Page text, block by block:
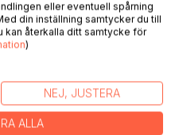
av fossila energikällor och
vind- och vågenergi,
energikonsumtionen
som är förnybar, fri
den kan produceras utan
eller eventuell spårning
din inställning samtycker du till
kan återkalla ditt samtycke för
)
NEJ, JUSTERA
ALLA